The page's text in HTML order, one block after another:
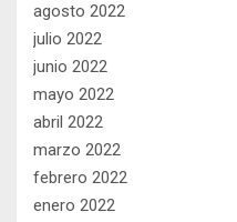
agosto 2022
julio 2022
junio 2022
mayo 2022
abril 2022
marzo 2022
febrero 2022
enero 2022